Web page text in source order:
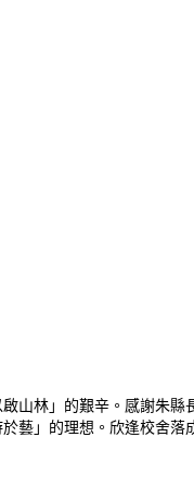
林」的艱辛。感謝朱
藝」的理想。欣逢校舍落